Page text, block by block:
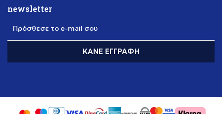
newsletter
Πρόσθεσε το e-mail σου
ΚΆΝΕ ΕΓΓΡΑΦΉ